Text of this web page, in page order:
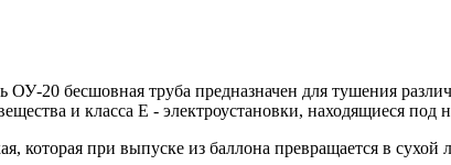
20 бесшовная труба предназначен для тушения
и класса Е - электроустановки, находящиеся
которая при выпуске из баллона превращается в